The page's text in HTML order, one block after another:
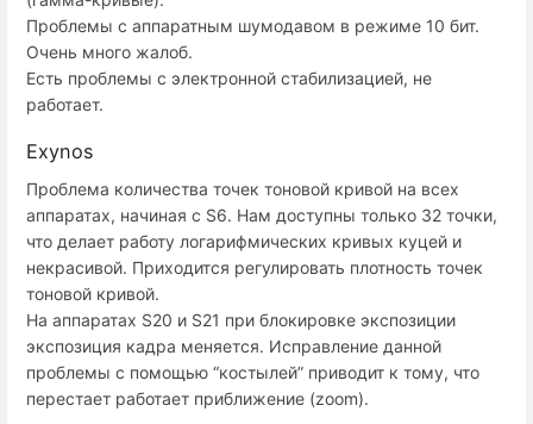
Проблемы с аппаратным шумодавом в режиме 10 бит.
Очень много жалоб.
Есть проблемы с электронной стабилизацией, не
работает.
Exynos
Проблема количества точек тоновой кривой на всех
аппаратах, начиная с S6. Нам доступны только 32 точки,
что делает работу логарифмических кривых куцей и
некрасивой. Приходится регулировать плотность точек
тоновой кривой.
На аппаратах S20 и S21 при блокировке экспозиции
экспозиция кадра меняется. Исправление данной
проблемы с помощью “костылей” приводит к тому, что
перестает работает приближение (zoom).